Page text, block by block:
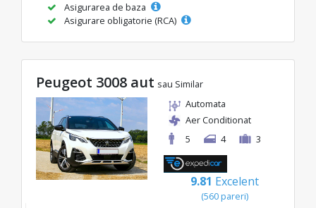
Asigurarea de baza
Asigurare obligatorie (RCA)
Peugeot 3008 aut sau Similar
Automata
Aer Conditionat
5
4 3
9.81 Excelent
(560 pareri)